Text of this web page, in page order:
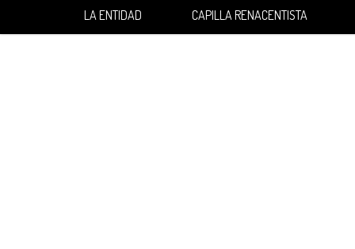
LA ENTIDAD CAPILLA RENACENTISTA